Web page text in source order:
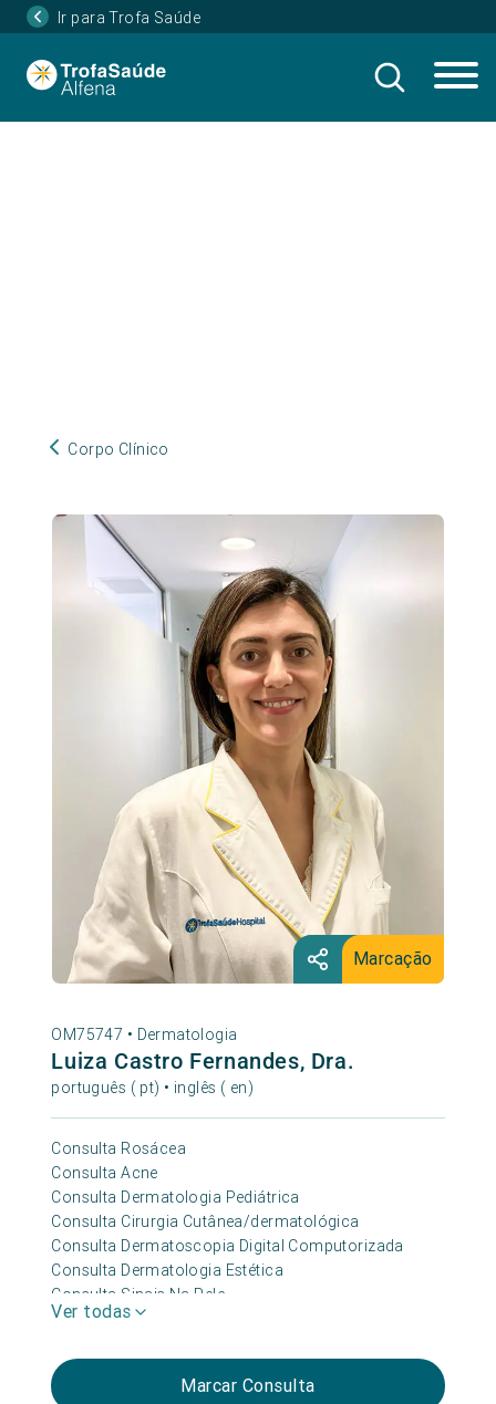
Ir para Trofa Saúde
Corpo Clínico
Marcação
OM75747 • Dermatologia
Luiza Castro Fernandes, Dra.
português ( pt) • inglês ( en)
Consulta Rosácea
Consulta Acne
Consulta Dermatologia Pediátrica
Consulta Cirurgia Cutânea/dermatológica
Consulta Dermatoscopia Digital Computorizada
Consulta Dermatologia Estética
Consulta Sinais Na Pele
Consulta Doenças Auto-imunes
Consulta Verrugas
Consulta Micose
Ver todas
Marcar Consulta